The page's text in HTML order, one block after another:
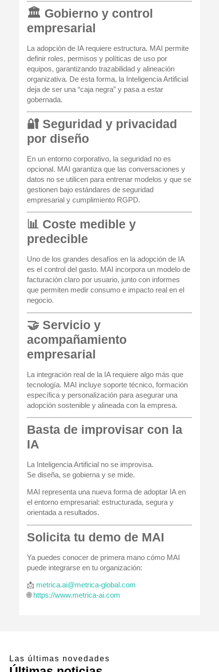
🏛 Gobierno y control
empresarial
La adopción de IA requiere estructura. MAI permite
definir roles, permisos y políticas de uso por
equipos, garantizando trazabilidad y alineación
organizativa. De esta forma, la Inteligencia Artificial
deja de ser una “caja negra” y pasa a estar
gobernada.
🔐 Seguridad y privacidad
por diseño
En un entorno corporativo, la seguridad no es
opcional. MAI garantiza que las conversaciones y
datos no se utilicen para entrenar modelos y que se
gestionen bajo estándares de seguridad
empresarial y cumplimiento RGPD.
📊 Coste medible y
predecible
Uno de los grandes desafíos en la adopción de IA
es el control del gasto. MAI incorpora un modelo de
facturación claro por usuario, junto con informes
que permiten medir consumo e impacto real en el
negocio.
🤝 Servicio y
acompañamiento
empresarial
La integración real de la IA requiere algo más que
tecnología. MAI incluye soporte técnico, formación
específica y personalización para asegurar una
adopción sostenible y alineada con la empresa.
Basta de improvisar con la
IA
La Inteligencia Artificial no se improvisa.
Se diseña, se gobierna y se mide.
MAI representa una nueva forma de adoptar IA en
el entorno empresarial: estructurada, segura y
orientada a resultados.
Solicita tu demo de MAI
Ya puedes conocer de primera mano cómo MAI
puede integrarse en tu organización:
📩 metrica.ai@metrica-global.com
🌐https://www.metrica-ai.com
Las últimas novedades